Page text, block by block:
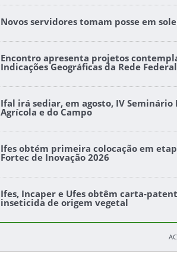
Novos servidores tomam posse em
Encontro apresenta projetos
Indicações Geográficas da Rede Federal
Ifal irá sediar, em agosto, IV Seminário
Agrícola e do Campo
Ifes obtém primeira colocação em
Fortec de Inovação 2026
Ifes, Incaper e Ufes obtêm carta-
inseticida de origem vegetal